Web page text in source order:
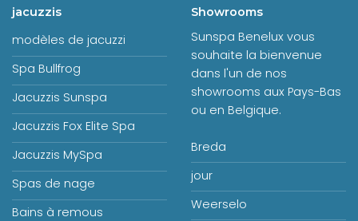
jacuzzis
modèles de jacuzzi
Spa Bullfrog
Jacuzzis Sunspa
Jacuzzis Fox Elite Spa
Jacuzzis MySpa
Spas de nage
Bains à remous
Showrooms
Sunspa Benelux vous
souhaite la bienvenue
dans l'un de nos
showrooms aux Pays-Bas
ou en Belgique.
Breda
jour
Weerselo